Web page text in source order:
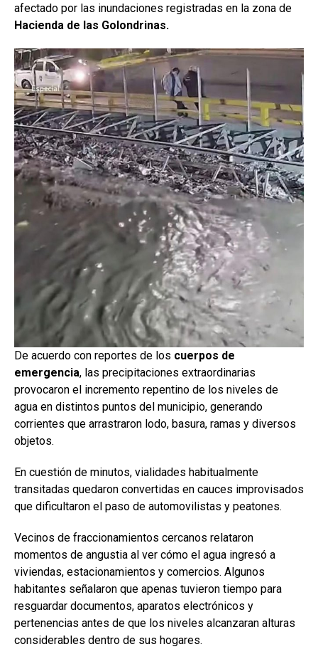
afectado por las inundaciones registradas en la zona de
Hacienda de las Golondrinas.
De acuerdo con reportes de los cuerpos de
emergencia, las precipitaciones extraordinarias
provocaron el incremento repentino de los niveles de
agua en distintos puntos del municipio, generando
corrientes que arrastraron lodo, basura, ramas y diversos
objetos.
En cuestión de minutos, vialidades habitualmente
transitadas quedaron convertidas en cauces improvisados
que dificultaron el paso de automovilistas y peatones.
Vecinos de fraccionamientos cercanos relataron
momentos de angustia al ver cómo el agua ingresó a
viviendas, estacionamientos y comercios. Algunos
habitantes señalaron que apenas tuvieron tiempo para
resguardar documentos, aparatos electrónicos y
pertenencias antes de que los niveles alcanzaran alturas
considerables dentro de sus hogares.